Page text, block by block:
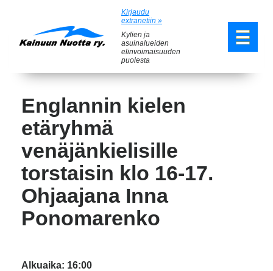
Kirjaudu
extranetiin »
Kylien ja
asuinalueiden
elinvoimaisuuden
puolesta
Englannin kielen
etäryhmä
venäjänkielisille
torstaisin klo 16-17.
Ohjaajana Inna
Ponomarenko
Alkuaika: 16:00